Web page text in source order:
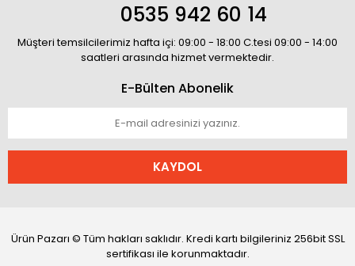
0535 942 60 14
Müşteri temsilcilerimiz hafta içi: 09:00 - 18:00 C.tesi 09:00 - 14:00
saatleri arasında hizmet vermektedir.
E-Bülten Abonelik
KAYDOL
Ürün Pazarı © Tüm hakları saklıdır. Kredi kartı bilgileriniz 256bit SSL
sertifikası ile korunmaktadır.